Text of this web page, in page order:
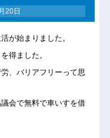
20日
が始まりました。
得ました。
、バリアフリーって思
会で無料で車いすを借